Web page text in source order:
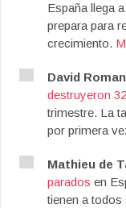
España llega
prepara para
crecimiento.
David Roman
destruyeron
trimestre. La
por primera
Mathieu de
parados en
tienen a